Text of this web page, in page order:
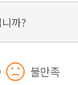
까?
불만족